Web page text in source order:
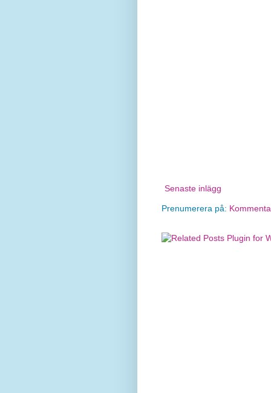
Senaste inlägg
Prenumerera på: